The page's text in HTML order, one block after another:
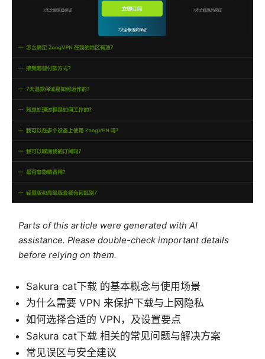
Parts of this article were generated with AI
assistance. Please double-check important details
before relying on them.
Sakura cat下载 的基本概念与使用场景
为什么需要 VPN 来保护下载与上网隐私
如何选择合适的 VPN，及设置要点
Sakura cat下载 相关的常见问题与解决方案
常见误区与安全建议